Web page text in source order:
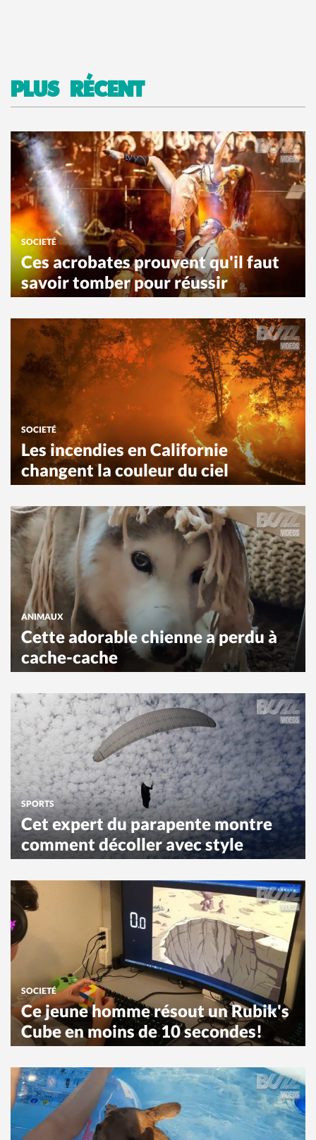
PLUS RÉCENT
SOCIETÉ
Ces acrobates prouvent qu'il faut
savoir tomber pour réussir
SOCIETÉ
Les incendies en Californie
changent la couleur du ciel
ANIMAUX
Cette adorable chienne a perdu à
cache-cache
SPORTS
Cet expert du parapente montre
comment décoller avec style
SOCIETÉ
Ce jeune homme résout un Rubik's
Cube en moins de 10 secondes!